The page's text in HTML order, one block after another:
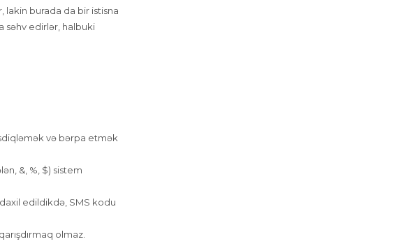
lakin burada da bir istisna
səhv edirlər, halbuki
və bərpa etmək
&, %, $) sistem
edildikdə, SMS kodu
olmaz.